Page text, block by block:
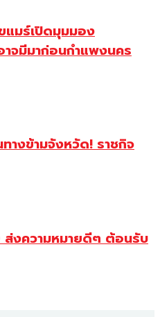
แมร์เปิดมุมมอง
าจมีมาก่อนกำแพงนคร
างข้ามจังหวัด! ราชกิจ
งความหมายดีๆ ต้อนรับ